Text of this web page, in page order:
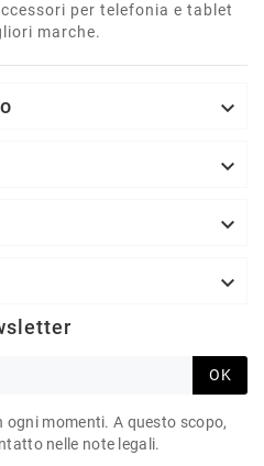
per telefonia e tablet
marche.




OK
ogni momenti. A questo scopo,
nelle note legali.